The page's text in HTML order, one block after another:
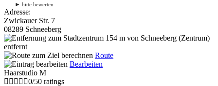
► bitte bewerten
Adresse:
Zwickauer Str. 7
08289 Schneeberg
154 m von Schneeberg (Zentrum)
entfernt
Route
Bearbeiten
Haarstudio M
0/50 ratings